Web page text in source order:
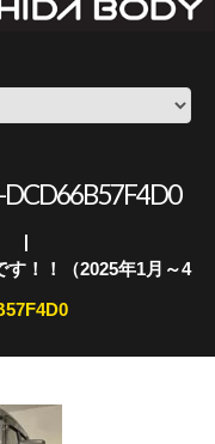
！！（2025年1月～4